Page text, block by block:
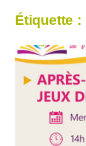
Étiquette :